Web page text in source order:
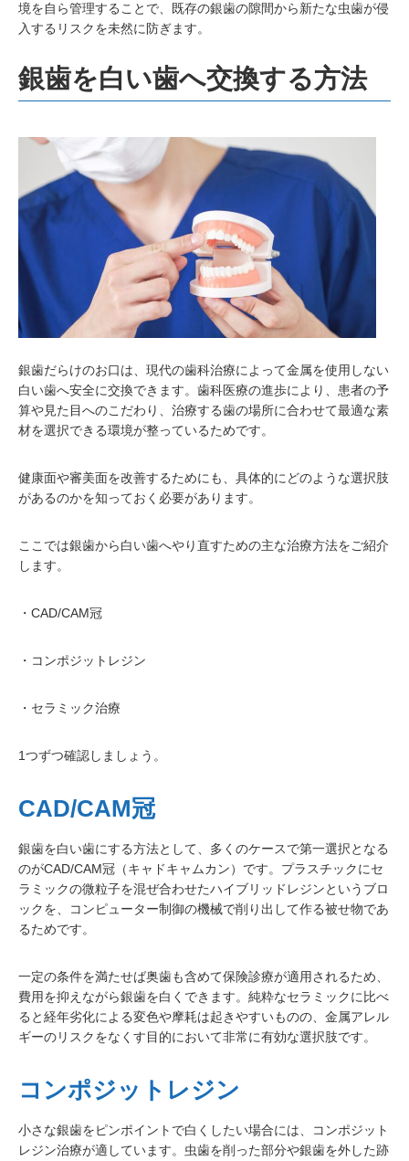
境を自ら管理することで、既存の銀歯の隙間から新たな虫歯が侵
入するリスクを未然に防ぎます。
銀歯を白い歯へ交換する方法
銀歯だらけのお口は、現代の歯科治療によって金属を使用しない
白い歯へ安全に交換できます。歯科医療の進歩により、患者の予
算や見た目へのこだわり、治療する歯の場所に合わせて最適な素
材を選択できる環境が整っているためです。
健康面や審美面を改善するためにも、具体的にどのような選択肢
があるのかを知っておく必要があります。
ここでは銀歯から白い歯へやり直すための主な治療方法をご紹介
します。
・CAD/CAM冠
・コンポジットレジン
・セラミック治療
1つずつ確認しましょう。
CAD/CAM冠
銀歯を白い歯にする方法として、多くのケースで第一選択となる
のがCAD/CAM冠（キャドキャムカン）です。プラスチックにセ
ラミックの微粒子を混ぜ合わせたハイブリッドレジンというブロ
ックを、コンピューター制御の機械で削り出して作る被せ物であ
るためです。
一定の条件を満たせば奥歯も含めて保険診療が適用されるため、
費用を抑えながら銀歯を白くできます。純粋なセラミックに比べ
ると経年劣化による変色や摩耗は起きやすいものの、金属アレル
ギーのリスクをなくす目的において非常に有効な選択肢です。
コンポジットレジン
小さな銀歯をピンポイントで白くしたい場合には、コンポジット
レジン治療が適しています。虫歯を削った部分や銀歯を外した跡